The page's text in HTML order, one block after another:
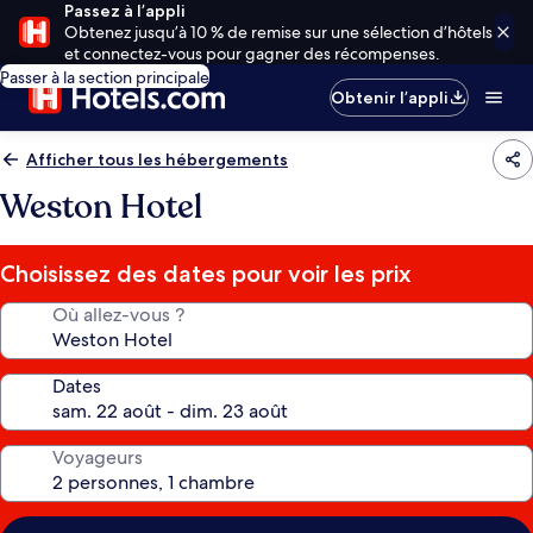
Passez à l’appli
Obtenez jusqu’à 10 % de remise sur une sélection d’hôtels
et connectez-vous pour gagner des récompenses.
Passer à la section principale
Obtenir l’appli
Afficher tous les hébergements
Weston Hotel
Choisissez des dates pour voir les prix
Où allez-vous ?
Dates
Voyageurs